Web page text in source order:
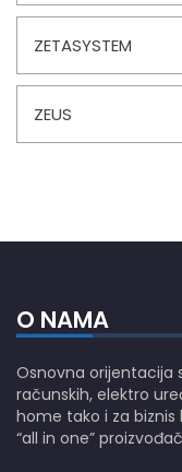
ZETASYSTEM
ZEUS
O NAMA
Osnovna orijentacija
računskih, elektro
home tako i za biznis
“all in one”